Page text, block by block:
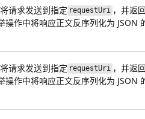
将请求发送到指定 requestUri ，并返
操作中将响应正文反序列化为 JSON
将请求发送到指定 requestUri ，并返
操作中将响应正文反序列化为 JSON